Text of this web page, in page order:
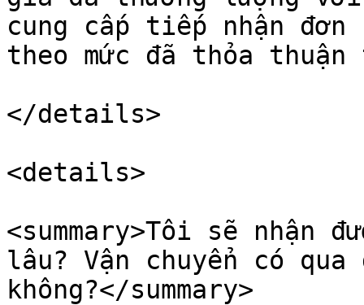
cung cấp tiếp nhận
theo mức đã thỏa
</details>
<details>
<summary>Tôi sẽ nhận
lâu? Vận chuyển có
không?</summary>